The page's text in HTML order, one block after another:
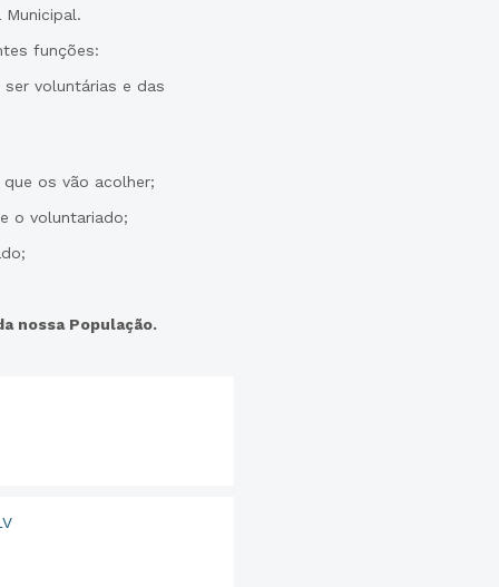
funções:
voluntárias e das
os vão acolher;
o voluntariado;
nossa População.